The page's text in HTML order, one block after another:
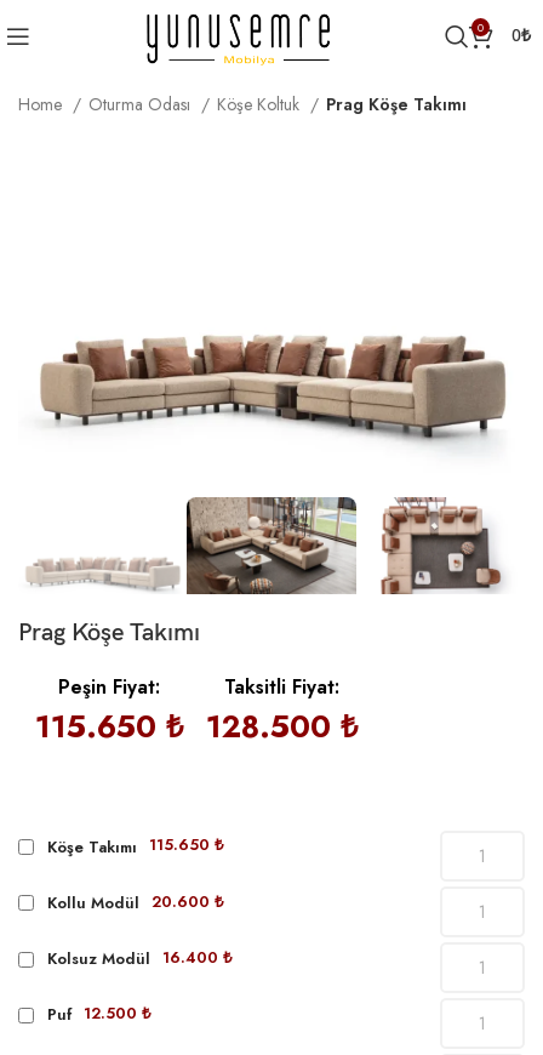
0 0₺
Home Oturma Odası Köşe Koltuk Prag Köşe Takımı
Prag Köşe Takımı
Peşin Fiyat:
115.650 ₺
Taksitli Fiyat:
128.500 ₺
Köşe Takımı 115.650 ₺
Kollu Modül 20.600 ₺
Kolsuz Modül 16.400 ₺
Puf 12.500 ₺